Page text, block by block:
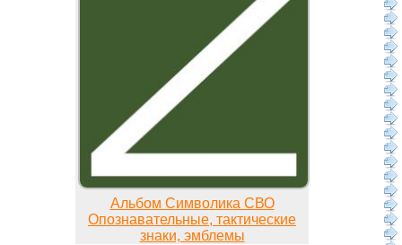
Альбом Символика СВО
Опознавательные, тактические
знаки, эмблемы